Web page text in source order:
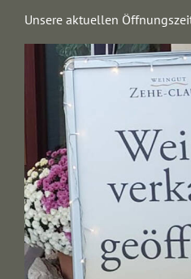
CONTACT |
Unsere aktuellen